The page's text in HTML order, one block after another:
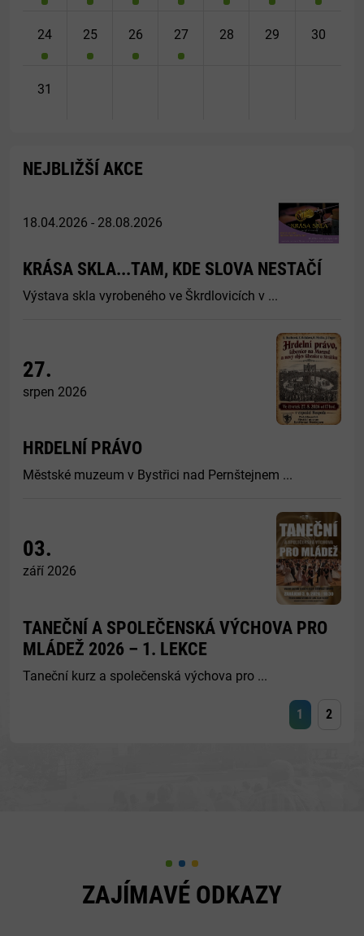
24 25 26 27 28 29 30
31
NEJBLIŽŠÍ AKCE
18.04.2026 - 28.08.2026
KRÁSA SKLA...TAM, KDE SLOVA NESTAČÍ
Výstava skla vyrobeného ve Škrdlovicích v ...
27.
srpen 2026
HRDELNÍ PRÁVO
Městské muzeum v Bystřici nad Pernštejnem ...
03.
září 2026
TANEČNÍ A SPOLEČENSKÁ VÝCHOVA PRO
MLÁDEŽ 2026 – 1. LEKCE
Taneční kurz a společenská výchova pro ...
1 2
ZAJÍMAVÉ ODKAZY